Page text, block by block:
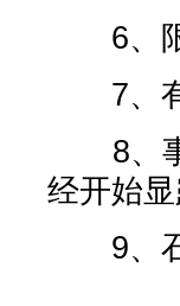
6、限
7、有
8、事
经开始显
9、石